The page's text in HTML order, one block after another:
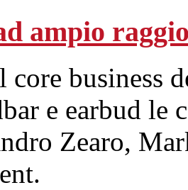
ampio
core business
e earbud le
Zearo,